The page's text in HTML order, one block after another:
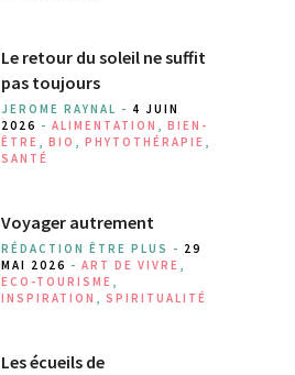
Le retour du soleil ne suffit
pas toujours
JEROME RAYNAL - 4 JUIN
2026 - ALIMENTATION , BIEN-
ÊTRE , BIO , PHYTOTHÉRAPIE ,
SANTÉ
Voyager autrement
RÉDACTION ÊTRE PLUS - 29
MAI 2026 - ART DE VIVRE ,
ECO-TOURISME ,
INSPIRATION , SPIRITUALITÉ
Les écueils de